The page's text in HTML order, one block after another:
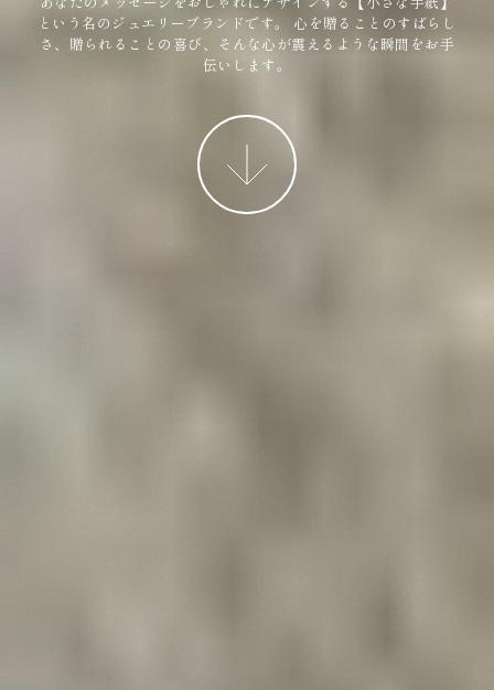
という名のジュエリーブランドです。
心を贈ることのすばらし
さ、贈られることの喜び、そんな心が震えるような瞬間をお手
伝いします。